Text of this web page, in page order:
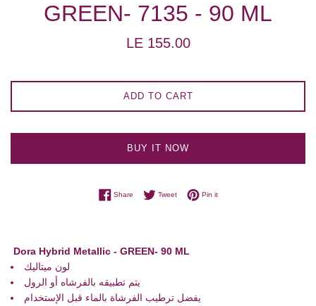
GREEN- 7135 - 90 ML
Regular
LE 155.00
ADD TO CART
BUY IT NOW
ShareShare on Facebook
TweetTweet on Twitter
Pin itPin on Pinterest
Dora Hybrid Metallic - GREEN- 90 ML
يتم تطبيقه بالفرشاه أو الرول
يفضل ترطيب الفرشاة بالماء قبل الإستخدام